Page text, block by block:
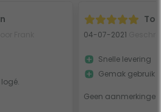
Top
04-07-2021
Geen
Snelle levering
Gemak gebruik